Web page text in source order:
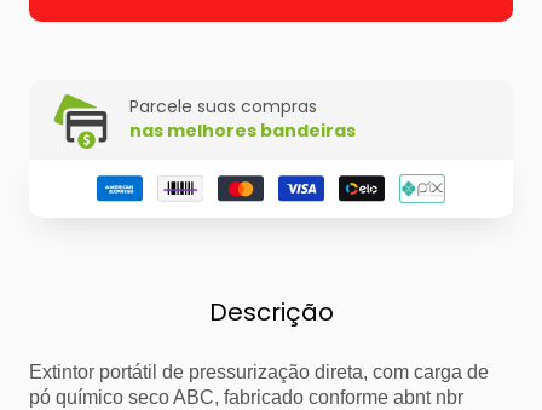
Parcele suas compras
nas melhores bandeiras
Descrição
Extintor portátil de pressurização direta, com carga de
pó químico seco ABC, fabricado conforme abnt nbr